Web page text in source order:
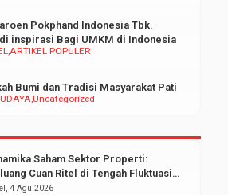
ARTIKEL POPULER
Pokphand Indonesia Tbk.
inspirasi Bagi UMKM di Indonesia
Uncategorized
Bumi dan Tradisi Masyarakat Pati
Saham Sektor Properti:
Cuan Ritel di Tengah Fluktuasi
Modal
4 Agu 2026